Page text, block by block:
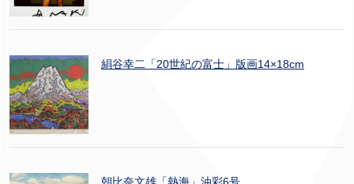
絹谷幸二「20世紀の富士」版画14×18cm